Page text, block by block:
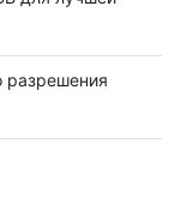
разрешения